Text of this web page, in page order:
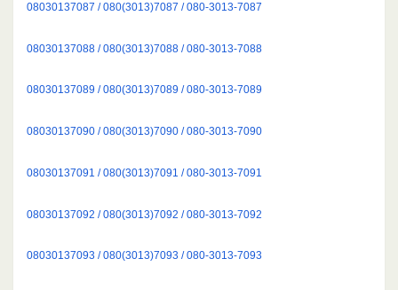
08030137087 / 080(3013)7087 / 080-3013-7087
08030137088 / 080(3013)7088 / 080-3013-7088
08030137089 / 080(3013)7089 / 080-3013-7089
08030137090 / 080(3013)7090 / 080-3013-7090
08030137091 / 080(3013)7091 / 080-3013-7091
08030137092 / 080(3013)7092 / 080-3013-7092
08030137093 / 080(3013)7093 / 080-3013-7093